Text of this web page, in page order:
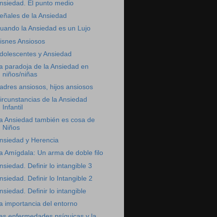
El punto medio
de la Ansiedad
la Ansiedad es un Lujo
Ansiosos
y Ansiedad
paradoja de la Ansiedad en
niños/niñas
ansiosos, hijos ansiosos
de la Ansiedad
Infantil
Ansiedad también es cosa de
Niños
y Herencia
Amígdala: Un arma de doble filo
Definir lo intangible 3
Definir lo Intangible 2
Definir lo intangible
importancia del entorno